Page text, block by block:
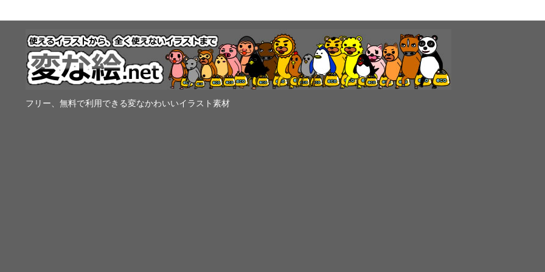
フリー、無料で利用できる変なかわいいイラスト素材